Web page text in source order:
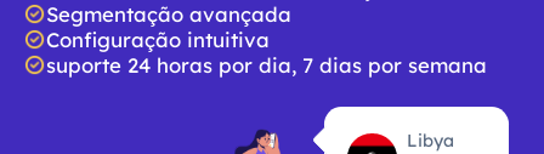
Segmentação avançada
Configuração intuitiva
suporte 24 horas por dia, 7 dias por semana
Libya